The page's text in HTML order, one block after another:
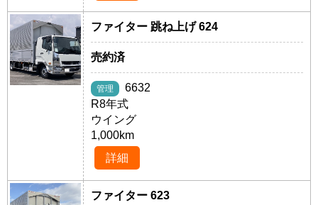
ファイター 跳ね上げ 624
売約済
管理
6632
R8年式
ウイング
1,000km
詳細
ファイター 623